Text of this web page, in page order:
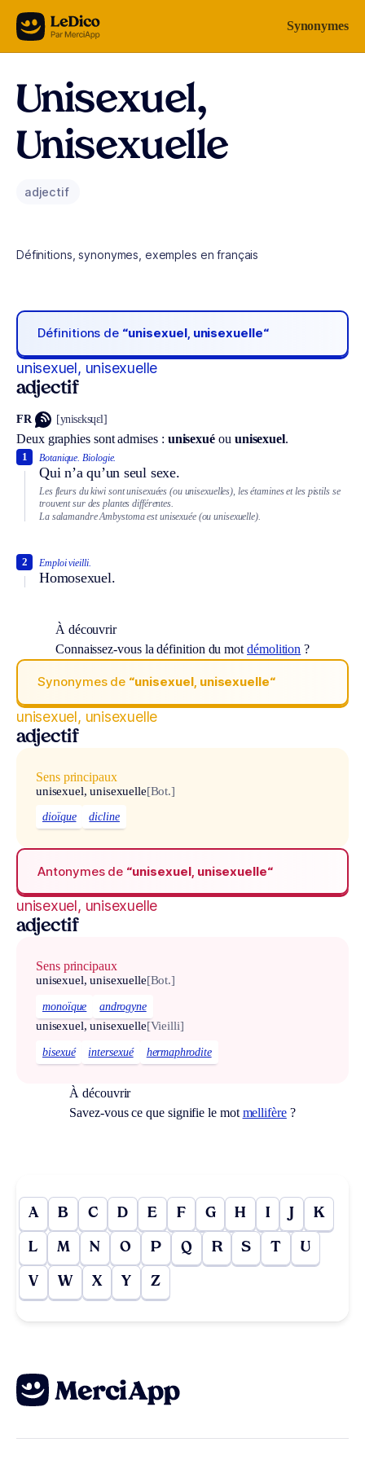
Aller au contenu Synonymes
Unisexuel,
Unisexuelle
adjectif
Définitions, synonymes, exemples en français
Définitions de “unisexuel, unisexuelle“
unisexuel, unisexuelle
adjectif
FR [ynisɛksɥɛl]
Deux graphies sont admises : unisexué ou unisexuel.
Botanique. Biologie.
Qui n’a qu’un seul sexe.
1
Les fleurs du kiwi sont unisexuées (ou unisexuelles), les étamines et les pistils se
trouvent sur des plantes différentes.
La salamandre Ambystoma est unisexuée (ou unisexuelle).
Emploi vieilli.
Homosexuel.
2
À découvrir
Connaissez-vous la définition du mot démolition ?
Synonymes de “unisexuel, unisexuelle“
unisexuel, unisexuelle
adjectif
Sens principaux
unisexuel, unisexuelle[Bot.]
dioïque dicline
Antonymes de “unisexuel, unisexuelle“
unisexuel, unisexuelle
adjectif
Sens principaux
unisexuel, unisexuelle[Bot.]
monoïque androgyne
unisexuel, unisexuelle[Vieilli]
bisexué intersexué hermaphrodite
À découvrir
Savez-vous ce que signifie le mot mellifère?
A B C D E F G H I J K
L M N O P Q R S T U
V W X Y Z